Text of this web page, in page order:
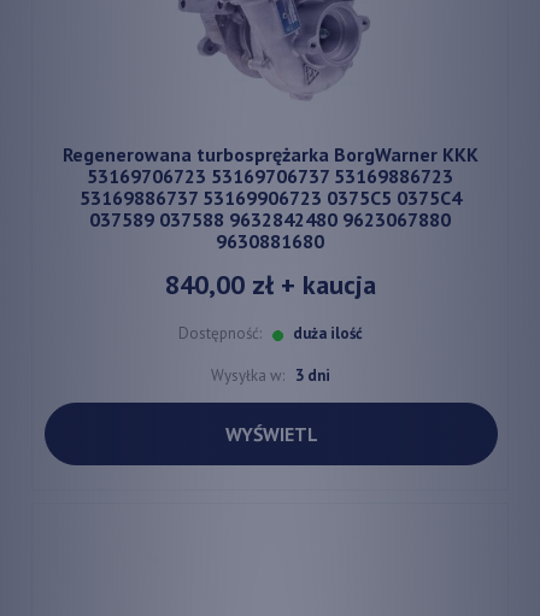
Regenerowana turbosprężarka BorgWarner KKK
53169706723 53169706737 53169886723
53169886737 53169906723 0375C5 0375C4
037589 037588 9632842480 9623067880
9630881680
840,00 zł+ kaucja
Dostępność: duża ilość
Wysyłka w: 3 dni
WYŚWIETL